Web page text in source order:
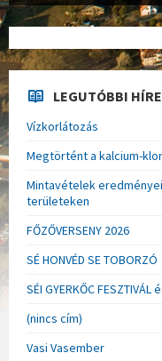
LEGUTÓBBI
Vízkorlátozás
Megtörtént a kalcium-
Mintavételek
területeken
FŐZŐVERSENY 2026
SÉ HONVÉD SE TOBORZÓ
SÉI GYERKŐC FESZTIVÁL
(nincs cím)
Vasi Vasember